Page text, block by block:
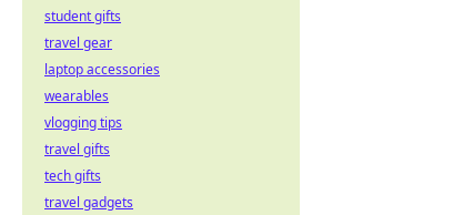
student gifts
travel gear
laptop accessories
wearables
vlogging tips
travel gifts
tech gifts
travel gadgets